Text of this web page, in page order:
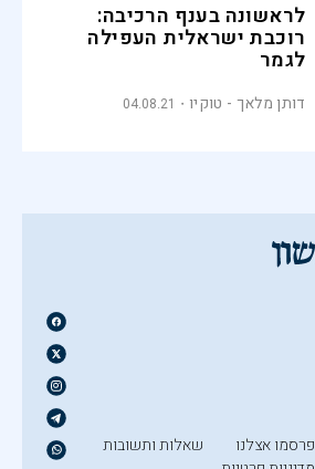
לראשונה בענף הרכיבה:
רוכבת ישראלית העפילה
לגמר
דותן מלאך - טוקיו 04.08.21
פרסמו אצלנו
שאלות ותשובות